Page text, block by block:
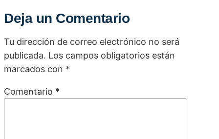
Deja un Comentario
Tu dirección de correo electrónico no será
publicada. Los campos obligatorios están
marcados con *
Comentario *